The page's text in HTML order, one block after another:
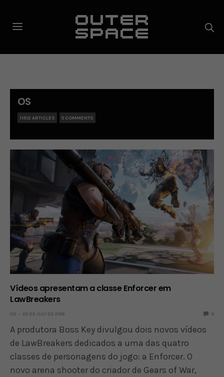
OS
11512 ARTICLES 5 COMMENTS
Vídeos apresentam a classe Enforcer em
LawBreakers
OS 20 DE JULY DE 2016 0
A produtora Boss Key divulgou dois novos vídeos
de LawBreakers dedicados a uma das quatro
classes de personagens do jogo: a Enforcer. O
novo arena shooter do criador de Gears of War,